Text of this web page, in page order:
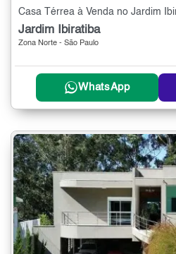
Jardim Ibiratiba
Zona Norte - São Paulo
WhatsApp